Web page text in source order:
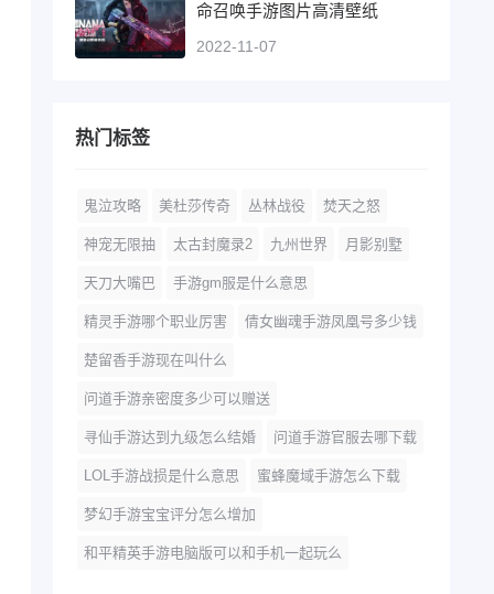
命召唤手游图片高清壁纸
2022-11-07
热门标签
鬼泣攻略 美杜莎传奇 丛林战役 焚天之怒
神宠无限抽 太古封魔录2 九州世界 月影别墅
天刀大嘴巴 手游gm服是什么意思
精灵手游哪个职业厉害 倩女幽魂手游凤凰号多少钱
楚留香手游现在叫什么
问道手游亲密度多少可以赠送
寻仙手游达到九级怎么结婚 问道手游官服去哪下载
LOL手游战损是什么意思 蜜蜂魔域手游怎么下载
梦幻手游宝宝评分怎么增加
和平精英手游电脑版可以和手机一起玩么